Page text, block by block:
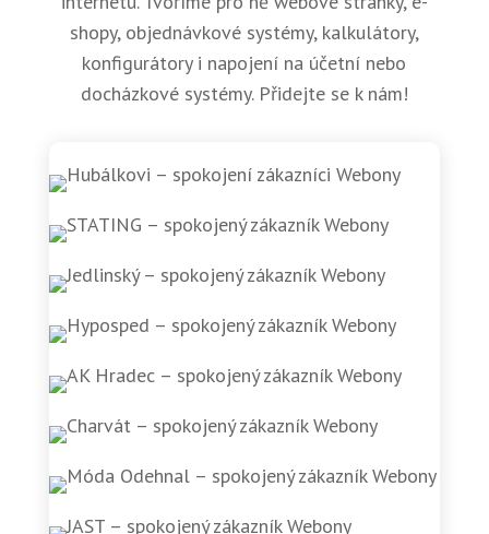
shopy, objednávkové systémy, kalkulátory,
konfigurátory i napojení na účetní nebo
docházkové systémy. Přidejte se k nám!